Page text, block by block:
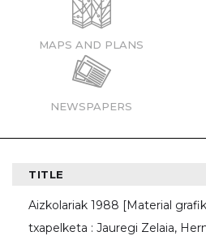
MAPS AND PLANS
NEWSPAPERS
TITLE
Aizkolariak 1988 [Material
txapelketa : Jauregi Zelaia,